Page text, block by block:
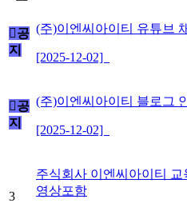
공
지
(주)이엔씨아이티 유튜브
[2025-12-02]
공
지
(주)이엔씨아이티 블로그
[2025-12-02]
3
주식회사 이엔씨아이티 교
영상포함